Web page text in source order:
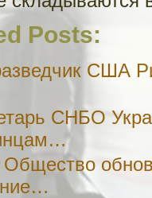
Posts:
США
СНБО
Общество